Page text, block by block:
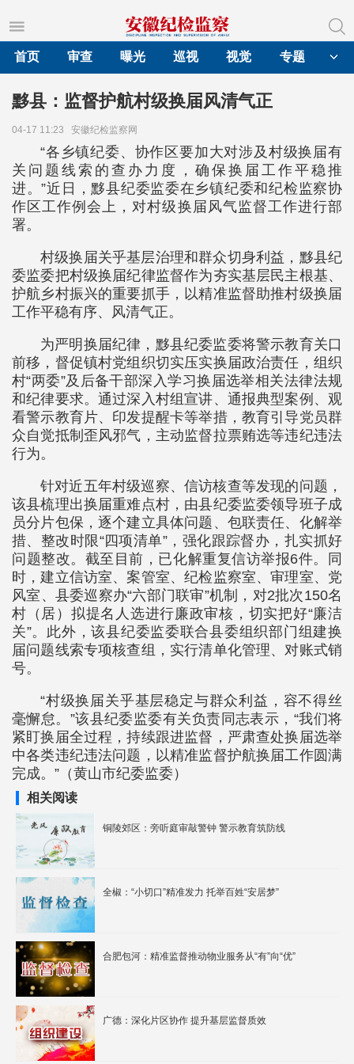
首页
审查 曝光 巡视 视觉 专题
黟县：监督护航村级换届风清气正
04-17 11:23 安徽纪检监察网
“各乡镇纪委、协作区要加大对涉及村级换届有
关问题线索的查办力度，确保换届工作平稳推
进。”近日，黟县纪委监委在乡镇纪委和纪检监察协
作区工作例会上，对村级换届风气监督工作进行部
署。
村级换届关乎基层治理和群众切身利益，黟县纪
委监委把村级换届纪律监督作为夯实基层民主根基、
护航乡村振兴的重要抓手，以精准监督助推村级换届
工作平稳有序、风清气正。
为严明换届纪律，黟县纪委监委将警示教育关口
前移，督促镇村党组织切实压实换届政治责任，组织
村“两委”及后备干部深入学习换届选举相关法律法规
和纪律要求。通过深入村组宣讲、通报典型案例、观
看警示教育片、印发提醒卡等举措，教育引导党员群
众自觉抵制歪风邪气，主动监督拉票贿选等违纪违法
行为。
针对近五年村级巡察、信访核查等发现的问题，
该县梳理出换届重难点村，由县纪委监委领导班子成
员分片包保，逐个建立具体问题、包联责任、化解举
措、整改时限“四项清单”，强化跟踪督办，扎实抓好
问题整改。截至目前，已化解重复信访举报6件。同
时，建立信访室、案管室、纪检监察室、审理室、党
风室、县委巡察办“六部门联审”机制，对2批次150名
村（居）拟提名人选进行廉政审核，切实把好“廉洁
关”。此外，该县纪委监委联合县委组织部门组建换
届问题线索专项核查组，实行清单化管理、对账式销
号。
“村级换届关乎基层稳定与群众利益，容不得丝
毫懈怠。”该县纪委监委有关负责同志表示，“我们将
紧盯换届全过程，持续跟进监督，严肃查处换届选举
中各类违纪违法问题，以精准监督护航换届工作圆满
完成。”（黄山市纪委监委）
相关阅读
铜陵郊区：旁听庭审敲警钟 警示教育筑防线
全椒：“小切口”精准发力 托举百姓“安居梦”
合肥包河：精准监督推动物业服务从“有”向“优”
广德：深化片区协作 提升基层监督质效